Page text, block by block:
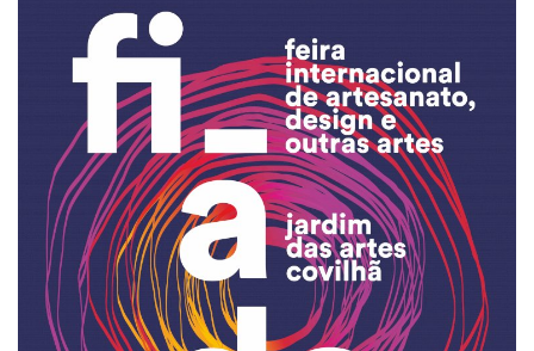
Sobre Nós
Estatuto Editorial
Saúde
Ficha técnica
Cultura